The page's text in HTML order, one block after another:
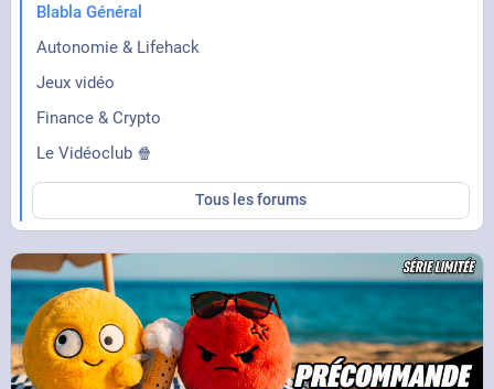
Blabla Général
Autonomie & Lifehack
Jeux vidéo
Finance & Crypto
Le Vidéoclub 🍿
Tous les forums